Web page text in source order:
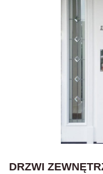
DRZWI